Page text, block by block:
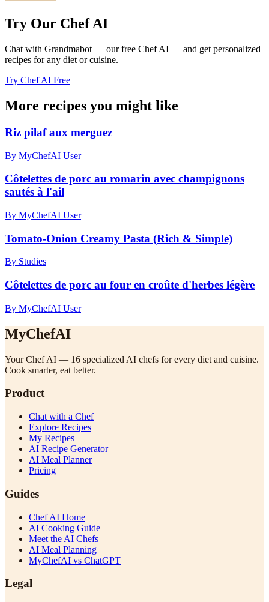
Try Our Chef AI
Chat with Grandmabot — our free Chef AI — and get personalized
recipes for any diet or cuisine.
Try Chef AI Free
More recipes you might like
Riz pilaf aux merguez
By MyChefAI User
Côtelettes de porc au romarin avec champignons
sautés à l'ail
By MyChefAI User
Tomato-Onion Creamy Pasta (Rich & Simple)
By Studies
Côtelettes de porc au four en croûte d'herbes légère
By MyChefAI User
MyChefAI
Your Chef AI — 16 specialized AI chefs for every diet and cuisine.
Cook smarter, eat better.
Product
Chat with a Chef
Explore Recipes
My Recipes
AI Recipe Generator
AI Meal Planner
Pricing
Guides
Chef AI Home
AI Cooking Guide
Meet the AI Chefs
AI Meal Planning
MyChefAI vs ChatGPT
Legal